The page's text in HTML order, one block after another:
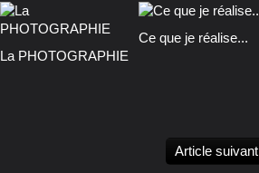
La PHOTOGRAPHIE
Ce que je réalise...
Article suivant